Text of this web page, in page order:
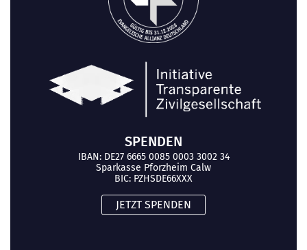
SPENDEN
IBAN: DE27 6665 0085 0003 3002 34
Sparkasse Pforzheim Calw
BIC: PZHSDE66XXX
JETZT SPENDEN